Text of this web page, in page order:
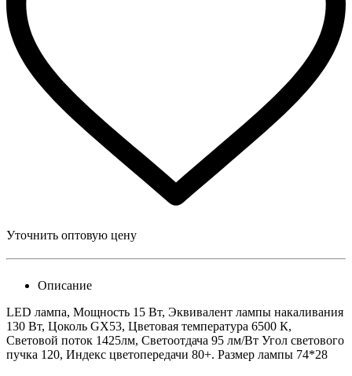
Уточнить оптовую цену
Описание
LED лампа, Мощность 15 Вт, Эквивалент лампы накаливания
130 Вт, Цоколь GX53, Цветовая температура 6500 К,
Световой поток 1425лм, Светоотдача 95 лм/Вт Угол светового
пучка 120, Индекс цветопередачи 80+. Размер лампы 74*28